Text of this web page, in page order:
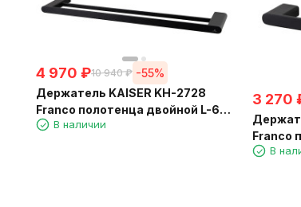
4 970 ₽10 940 ₽ -55%
Держатель KAISER KH-2728
Franco полотенца двойной L-60
см В наличии
3 270
Franco
В